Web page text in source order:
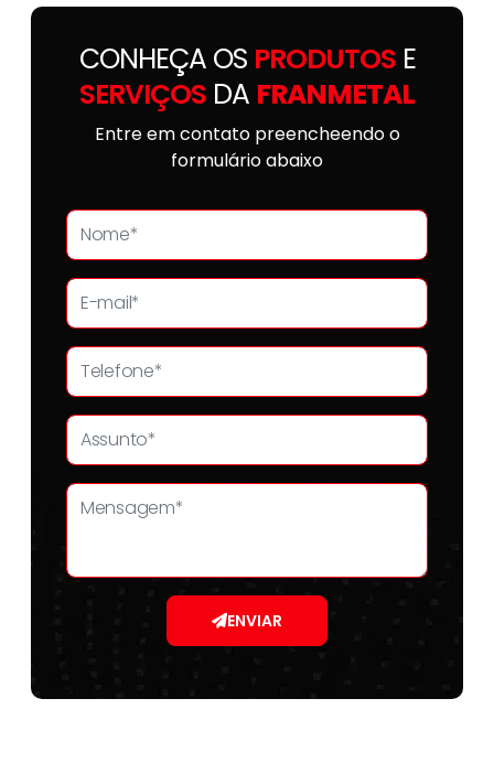
CONHEÇA OS PRODUTOSE
SERVIÇOS DA FRANMETAL
Entre em contato preencheendo o
formulário abaixo
ENVIAR